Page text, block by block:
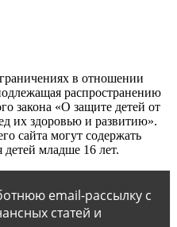
в отношении
распространению
закона «О защите детей от
их здоровью и развитию».
сайта могут содержать
младше 16 лет.
email-рассылку с
статей и